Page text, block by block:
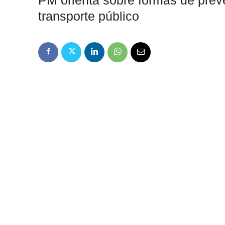
transporte público